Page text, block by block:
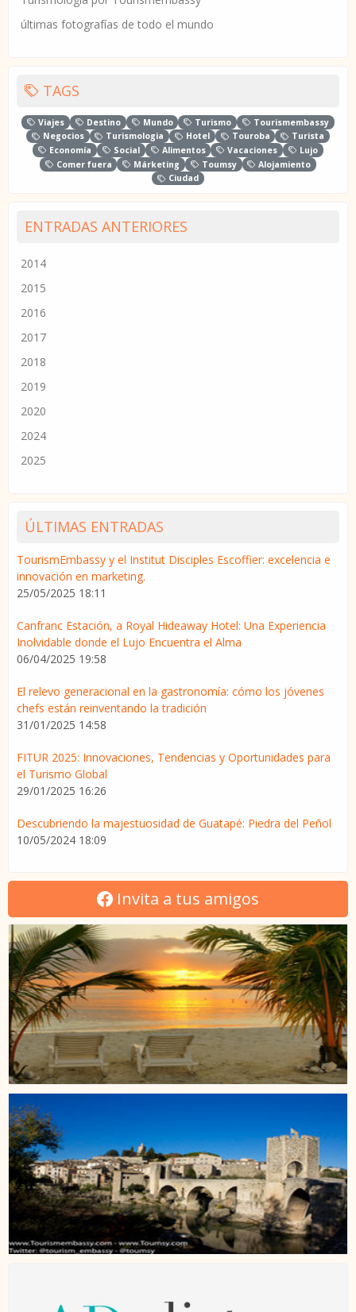
últimas fotografías de todo el mundo
TAGS
Viajes Destino Mundo Turismo
Tourismembassy
Negocios
Turismologia Hotel Touroba
Turista
Economía
Social Alimentos Vacaciones
Lujo
Comer fuera
Márketing Toumsy
Alojamiento
Ciudad
ENTRADAS ANTERIORES
2014
2015
2016
2017
2018
2019
2020
2024
2025
ÚLTIMAS ENTRADAS
TourismEmbassy y el Institut Disciples Escoffier: excelencia e
innovación en marketing.
25/05/2025 18:11
Canfranc Estación, a Royal Hideaway Hotel: Una Experiencia
Inolvidable donde el Lujo Encuentra el Alma
06/04/2025 19:58
El relevo generacional en la gastronomía: cómo los jóvenes
chefs están reinventando la tradición
31/01/2025 14:58
FITUR 2025: Innovaciones, Tendencias y Oportunidades para
el Turismo Global
29/01/2025 16:26
Descubriendo la majestuosidad de Guatapé: Piedra del Peñol
10/05/2024 18:09
Invita a tus amigos